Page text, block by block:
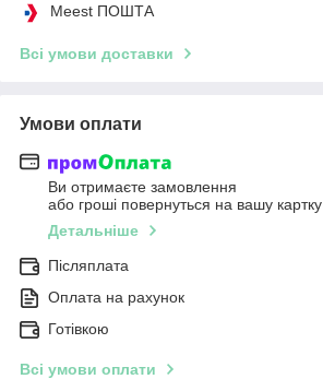
Meest ПОШТА
Всі умови доставки
Умови оплати
Ви отримаєте замовлення
або гроші повернуться на вашу картку
Детальніше
Післяплата
Оплата на рахунок
Готівкою
Всі умови оплати